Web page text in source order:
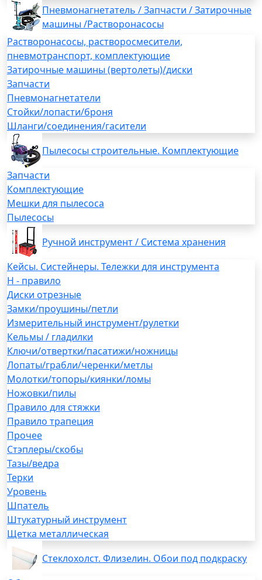
Пневмонагнетатель / Запчасти / Затирочные
машины /Растворонасосы
Растворонасосы, растворосмесители,
пневмотранспорт, комплектующие
Затирочные машины (вертолеты)/диски
Запчасти
Пневмонагнетатели
Стойки/лопасти/броня
Шланги/соединения/гасители
Пылесосы строительные. Комплектующие
Запчасти
Комплектующие
Мешки для пылесоса
Пылесосы
Ручной инструмент / Система хранения
Кейсы. Систейнеры. Тележки для инструмента
H - правило
Диски отрезные
Замки/проушины/петли
Измерительный инструмент/рулетки
Кельмы / гладилки
Ключи/отвертки/пасатижи/ножницы
Лопаты/грабли/черенки/метлы
Молотки/топоры/киянки/ломы
Ножовки/пилы
Правило для стяжки
Правило трапеция
Прочее
Стэплеры/скобы
Тазы/ведра
Терки
Уровень
Шпатель
Штукатурный инструмент
Щетка металлическая
Стеклохолст. Флизелин. Обои под подкраску